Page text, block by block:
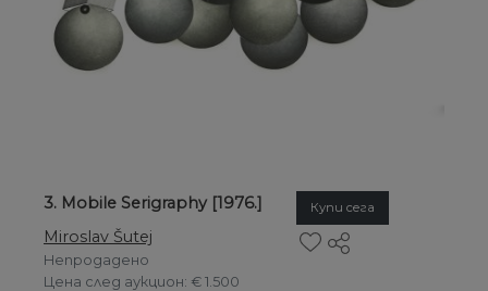
3. Mobile Serigraphy [1976.] Купи сега
Miroslav Šutej
Непродадено
Цена след аукцион: € 1.500